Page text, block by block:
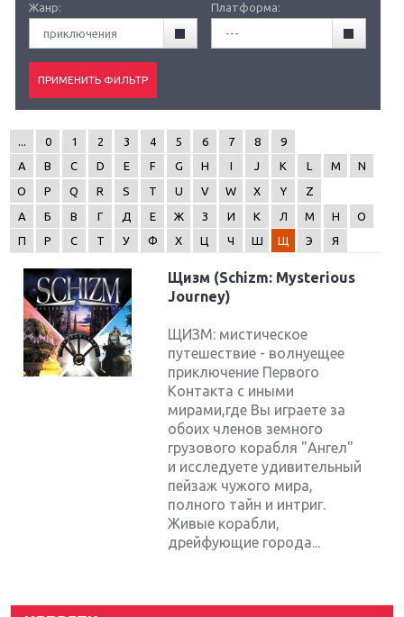
Жанр:
приключения
Платформа:
---
0 1 2 3 4 5 6 7 8
9
A
B C D E F G H I J K L M
N
O
P Q R S T U V W X Y
Z
А
Б В Г Д Е Ж З И К Л М Н
О
П
Р С Т У Ф Х Ц Ч Ш Щ Э Я
Щизм (Schizm: Mysterious
Journey)
ЩИЗМ: мистическое
путешествие - волнуещее
приключение Первого
Контакта с иными
мирами,где Вы играете за
обоих членов земного
грузового корабля "Ангел"
и исследуете удивительный
пейзаж чужого мира,
полного тайн и интриг.
Живые корабли,
дрейфующие города...
Крупнейшие релизы мая: Nintendo, Microsoft и
Новинки для Nintendo Switch: Labo, South Park и